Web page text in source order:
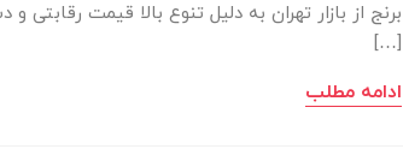
برنج از بازار تهران به دلیل تنوع بالا قیمت رقابتی
[…]
ادامه مطلب